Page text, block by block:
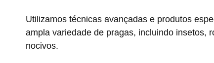
Utilizamos técnicas avançadas e produtos
ampla variedade de pragas, incluindo insetos,
nocivos.